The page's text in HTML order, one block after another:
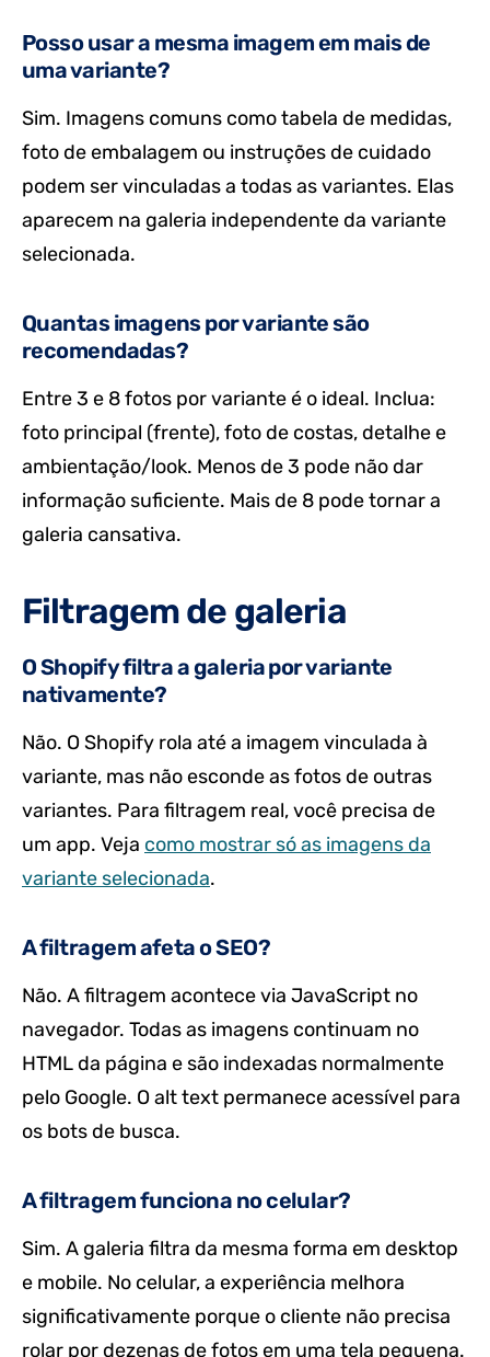
Posso usar a mesma imagem em mais de
uma variante?
Sim. Imagens comuns como tabela de medidas,
foto de embalagem ou instruções de cuidado
podem ser vinculadas a todas as variantes. Elas
aparecem na galeria independente da variante
selecionada.
Quantas imagens por variante são
recomendadas?
Entre 3 e 8 fotos por variante é o ideal. Inclua:
foto principal (frente), foto de costas, detalhe e
ambientação/look. Menos de 3 pode não dar
informação suficiente. Mais de 8 pode tornar a
galeria cansativa.
Filtragem de galeria
O Shopify filtra a galeria por variante
nativamente?
Não. O Shopify rola até a imagem vinculada à
variante, mas não esconde as fotos de outras
variantes. Para filtragem real, você precisa de
um app. Veja como mostrar só as imagens da
variante selecionada.
A filtragem afeta o SEO?
Não. A filtragem acontece via JavaScript no
navegador. Todas as imagens continuam no
HTML da página e são indexadas normalmente
pelo Google. O alt text permanece acessível para
os bots de busca.
A filtragem funciona no celular?
Sim. A galeria filtra da mesma forma em desktop
e mobile. No celular, a experiência melhora
significativamente porque o cliente não precisa
rolar por dezenas de fotos em uma tela pequena.